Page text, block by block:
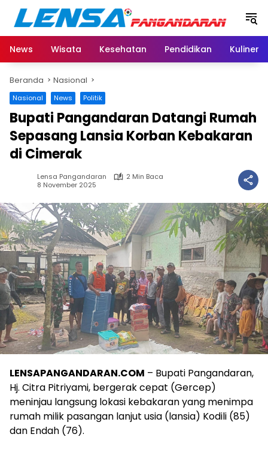
Langsung
konten
News
Wisata Kesehatan Pendidikan Kuliner
Beranda Nasional
Nasional News Politik
Bupati Pangandaran Datangi Rumah
Sepasang Lansia Korban Kebakaran
di Cimerak
Lensa Pangandaran
2 Min Baca
8 November 2025
LENSAPANGANDARAN.COM – Bupati Pangandaran,
Hj. Citra Pitriyami, bergerak cepat (Gercep)
meninjau langsung lokasi kebakaran yang menimpa
rumah milik pasangan lanjut usia (lansia) Kodili (85)
dan Endah (76).